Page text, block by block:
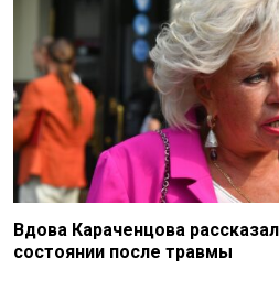
Вдова Караченцова
состоянии после травмы